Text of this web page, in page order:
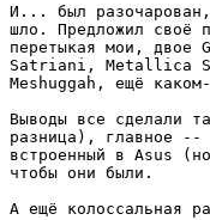
И... был
шло. Предложил своё
перетыкая мои, двое
Satriani, Metallica
Meshuggah, ещё
Выводы все сделали
разница), главное --
встроенный в Asus
чтобы они были.
А ещё колоссальная